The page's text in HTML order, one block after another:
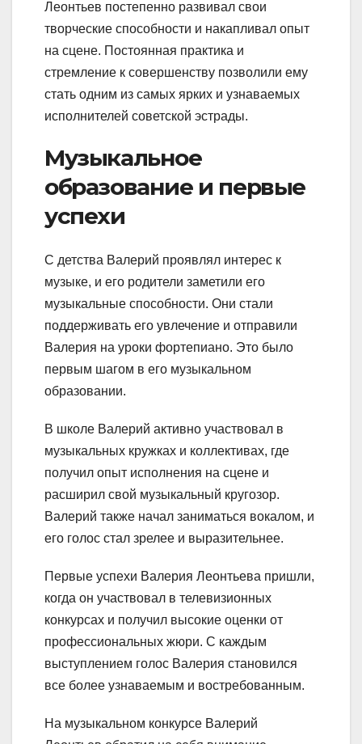
Леонтьев постепенно развивал свои
творческие способности и накапливал опыт
на сцене. Постоянная практика и
стремление к совершенству позволили ему
стать одним из самых ярких и узнаваемых
исполнителей советской эстрады.
Музыкальное
образование и первые
успехи
С детства Валерий проявлял интерес к
музыке, и его родители заметили его
музыкальные способности. Они стали
поддерживать его увлечение и отправили
Валерия на уроки фортепиано. Это было
первым шагом в его музыкальном
образовании.
В школе Валерий активно участвовал в
музыкальных кружках и коллективах, где
получил опыт исполнения на сцене и
расширил свой музыкальный кругозор.
Валерий также начал заниматься вокалом, и
его голос стал зрелее и выразительнее.
Первые успехи Валерия Леонтьева пришли,
когда он участвовал в телевизионных
конкурсах и получил высокие оценки от
профессиональных жюри. С каждым
выступлением голос Валерия становился
все более узнаваемым и востребованным.
На музыкальном конкурсе Валерий